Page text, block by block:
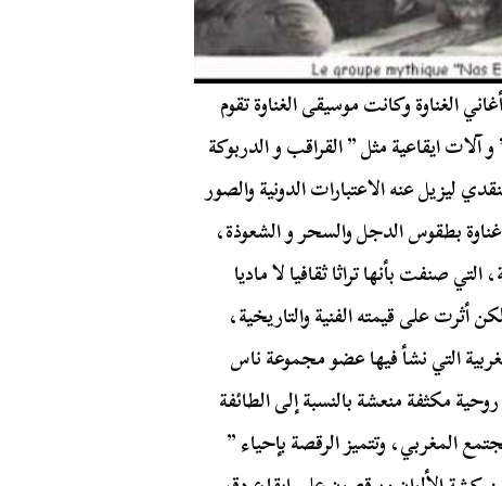
الغناوة وكانت موسيقى الغناوة تقوم
ايقاعية مثل ” القراقب و الدربوكة
ليزيل عنه الاعتبارات الدونية والصور
غناوة بطقوس الدجل والسحر و الشعوذة،
صنفت بأنها تراثا ثقافيا لا ماديا
أثرت على قيمته الفنية والتاريخية،
التي نشأ فيها عضو مجموعة ناس
مكثفة منعشة بالنسبة إلى الطائفة
المغربي، وتتميز الرقصة بإحياء ”